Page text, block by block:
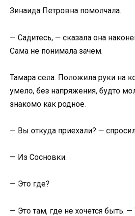
Зинаида Петровна помолчала.
— Садитесь, — сказала она
Сама не понимала зачем.
Тамара села. Положила руки на
умело, без напряжения, будто
знакомо как родное.
— Вы откуда приехали? —
— Из Сосновки.
— Это где?
— Это там, где не хочется быть.